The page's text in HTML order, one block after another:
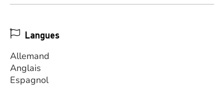
Langues
Allemand
Anglais
Espagnol